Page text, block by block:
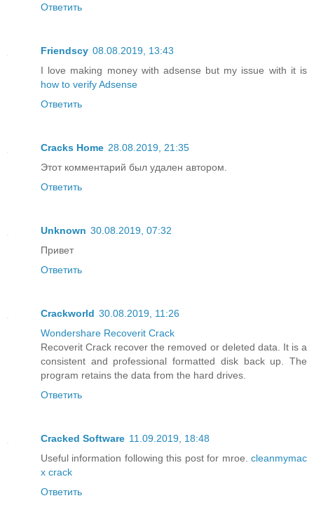
Ответить
Friendscy 08.08.2019, 13:43
I love making money with adsense but my issue with it is
how to verify Adsense
Ответить
Cracks Home 28.08.2019, 21:35
Этот комментарий был удален автором.
Ответить
Unknown 30.08.2019, 07:32
Привет
Ответить
Crackworld 30.08.2019, 11:26
Wondershare Recoverit Crack
Recoverit Crack recover the removed or deleted data. It is a
consistent and professional formatted disk back up. The
program retains the data from the hard drives.
Ответить
Cracked Software 11.09.2019, 18:48
Useful information following this post for mroe. cleanmymac
x crack
Ответить